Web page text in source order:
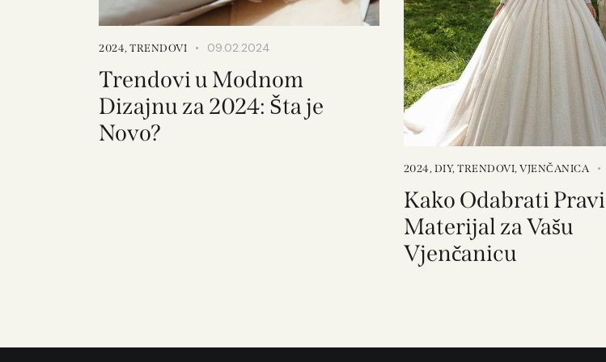
2024, TRENDOVI 09.02.2024
Trendovi u Modnom
Dizajnu za 2024: Šta je
Novo?
2024, DIY,TRENDOVI,VJENČANICA
Kako Odabrati Pravi
Materijal za Vašu
Vjenčanicu